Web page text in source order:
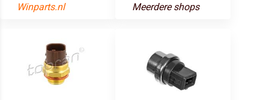
Winparts.nl
Meerdere shops